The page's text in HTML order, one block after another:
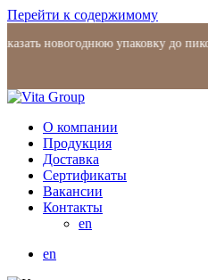
Перейти к содержимому
новогоднюю упаковку до
О компании
Продукция
Доставка
Сертификаты
Вакансии
Контакты
en
en